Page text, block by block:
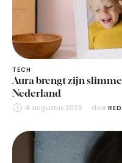
TECH
Aura brengt zijn
Nederland
4 augustus 2026 door